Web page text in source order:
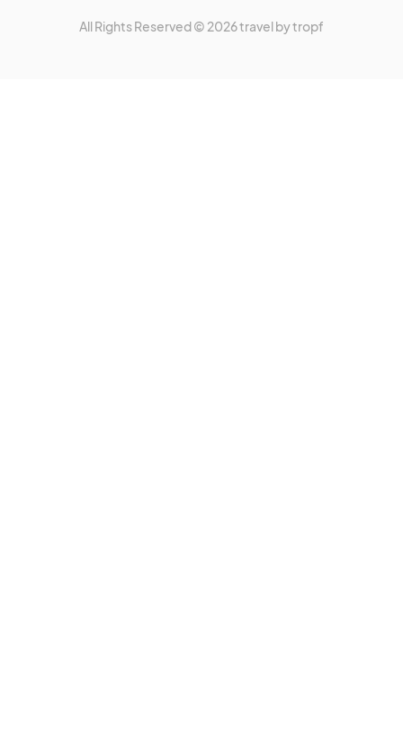
All Rights Reserved © 2026 travel by tropf